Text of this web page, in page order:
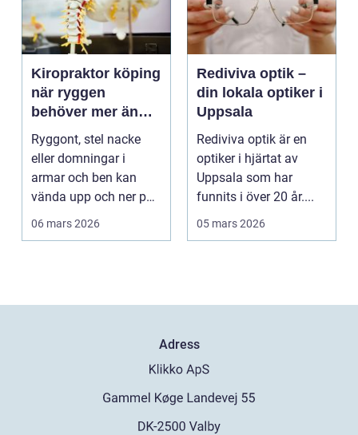
Kiropraktor köping
när ryggen
behöver mer än
vila
Ryggont, stel nacke
eller domningar i
armar och ben kan
vända upp och ner på
vardagen. Många
06 mars 2026
Rediviva optik –
din lokala optiker i
Uppsala
Rediviva optik är en
optiker i hjärtat av
Uppsala som har
funnits i över 20 år....
05 mars 2026
Adress